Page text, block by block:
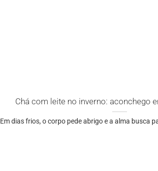
Chá com leite no inverno: aconchego
Em dias frios, o corpo pede abrigo e a alma busca